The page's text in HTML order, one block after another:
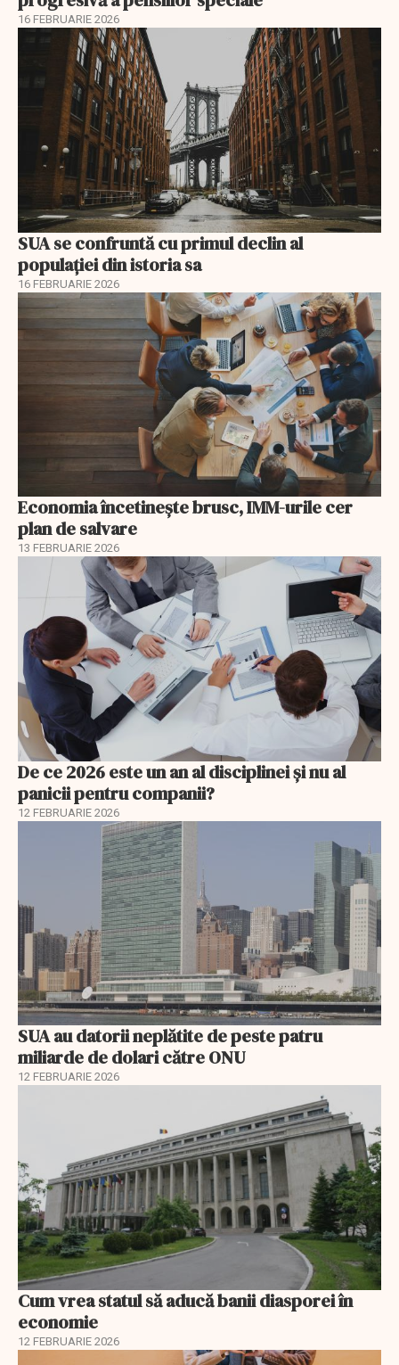
16 FEBRUARIE 2026
SUA se confruntă cu primul declin al
populației din istoria sa
16 FEBRUARIE 2026
Economia încetinește brusc, IMM-urile cer
plan de salvare
13 FEBRUARIE 2026
De ce 2026 este un an al disciplinei și nu al
panicii pentru companii?
12 FEBRUARIE 2026
SUA au datorii neplătite de peste patru
miliarde de dolari către ONU
12 FEBRUARIE 2026
Cum vrea statul să aducă banii diasporei în
economie
12 FEBRUARIE 2026